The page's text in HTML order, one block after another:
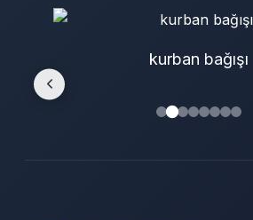
kurban bağışı